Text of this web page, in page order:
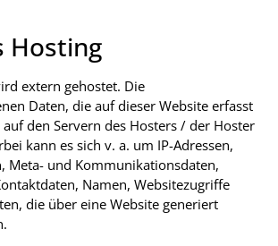
Hosting
extern gehostet. Die
Daten, die auf dieser Website erfasst
den Servern des Hosters / der Hoster
kann es sich v. a. um IP-Adressen,
Meta- und Kommunikationsdaten,
Namen, Websitezugriffe
die über eine Website generiert